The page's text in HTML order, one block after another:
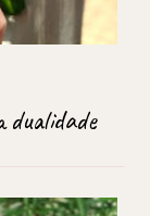
dualidade